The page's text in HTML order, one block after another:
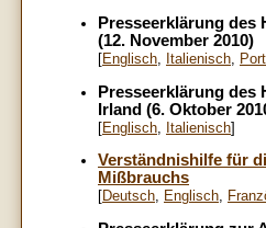
Presseerklärung
(12. November 2010)
[Englisch, Italienisch,
Presseerklärung
Irland (6. Oktober
[Englisch Italienisch]
Verständnishilfe für
Mißbrauchs
[Deutsch, Englisch,